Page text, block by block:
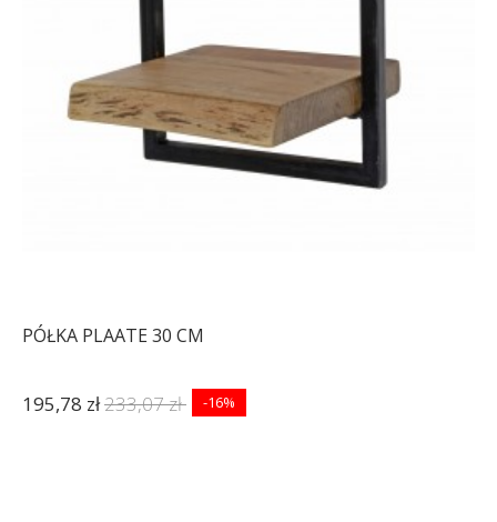
372,83 zł
-19%
PÓŁKA PLAATE 30 CM
195,78 zł233,07 zł -16%